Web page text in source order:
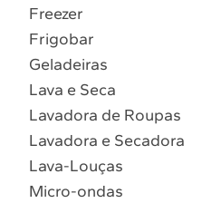
Localizar
Freezer
Frigobar
Geladeiras
Lava e Seca
Lavadora de Roupas
Lavadora e Secadora
Lava-Louças
Micro-ondas